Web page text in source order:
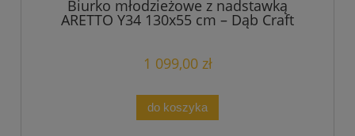
Biurko młodzieżowe z nadstawką
ARETTO Y34 130x55 cm – Dąb Craft
1 099,00 zł
do koszyka